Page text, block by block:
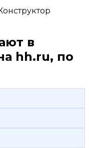
в
hh.ru, по